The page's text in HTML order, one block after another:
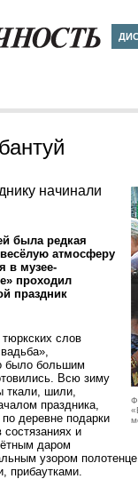
начинали
была редкая
атмосферу
в музее-
проходил
праздник
тюркских слов
было большим
Всю зиму
ткали, шили,
праздника,
деревне подарки
и
даром
узором
прибаутками.